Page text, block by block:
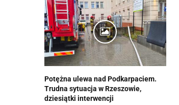
Potężna ulewa nad Podkarpaciem.
Trudna sytuacja w Rzeszowie,
dziesiątki interwencji